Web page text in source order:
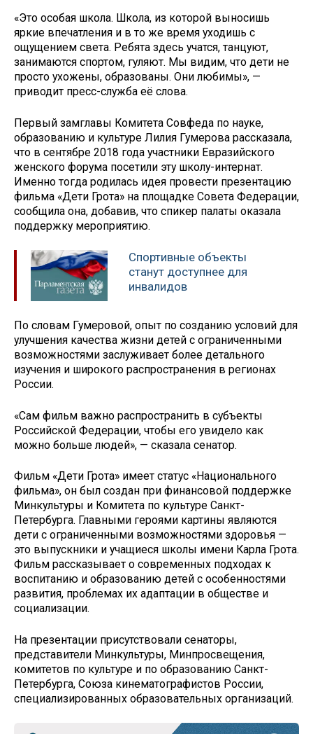
«Это особая школа. Школа, из которой выносишь
яркие впечатления и в то же время уходишь с
ощущением света. Ребята здесь учатся, танцуют,
занимаются спортом, гуляют. Мы видим, что дети не
просто ухожены, образованы. Они любимы», —
приводит пресс-служба её слова.
Первый замглавы Комитета Совфеда по науке,
образованию и культуре Лилия Гумерова рассказала,
что в сентябре 2018 года участники Евразийского
женского форума посетили эту школу-интернат.
Именно тогда родилась идея провести презентацию
фильма «Дети Грота» на площадке Совета Федерации,
сообщила она, добавив, что спикер палаты оказала
поддержку мероприятию.
Спортивные объекты
станут доступнее для
инвалидов
По словам Гумеровой, опыт по созданию условий для
улучшения качества жизни детей с ограниченными
возможностями заслуживает более детального
изучения и широкого распространения в регионах
России.
«Сам фильм важно распространить в субъекты
Российской Федерации, чтобы его увидело как
можно больше людей», — сказала сенатор.
Фильм «Дети Грота» имеет статус «Национального
фильма», он был создан при финансовой поддержке
Минкультуры и Комитета по культуре Санкт-
Петербурга. Главными героями картины являются
дети с ограниченными возможностями здоровья —
это выпускники и учащиеся школы имени Карла Грота.
Фильм рассказывает о современных подходах к
воспитанию и образованию детей с особенностями
развития, проблемах их адаптации в обществе и
социализации.
На презентации присутствовали сенаторы,
представители Минкультуры, Минпросвещения,
комитетов по культуре и по образованию Санкт-
Петербурга, Союза кинематографистов России,
специализированных образовательных организаций.